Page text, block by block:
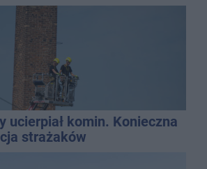
ucierpiał komin. Konieczna
strażaków